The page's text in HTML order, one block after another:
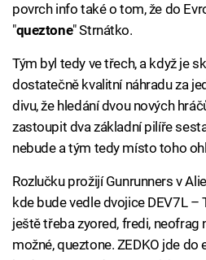
povrch info také o tom, že do
"queztone" Strnátko.
Tým byl tedy ve třech, a když je
dostatečně kvalitní náhradu za
divu, že hledání dvou nových
zastoupit dva základní pilíře
nebude a tým tedy místo toho
Rozlučku prožijí Gunrunners v
kde bude vedle dvojice DEV7L –
ještě třeba zyored, fredi, neofrag
možné, queztone. ZEDKO jde do